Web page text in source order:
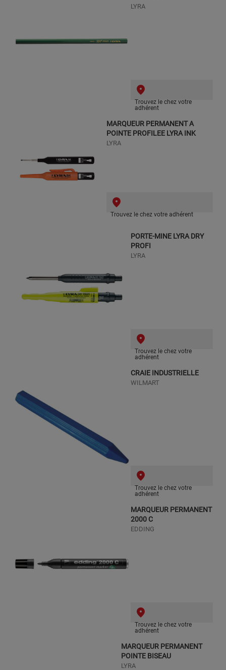
LYRA
Trouvez le chez votre
adhérent
MARQUEUR PERMANENT A
POINTE PROFILEE LYRA INK
LYRA
Trouvez le chez votre adhérent
PORTE-MINE LYRA DRY
PROFI
LYRA
Trouvez le chez votre
adhérent
CRAIE INDUSTRIELLE
WILMART
Trouvez le chez votre
adhérent
MARQUEUR PERMANENT
2000 C
EDDING
Trouvez le chez votre
adhérent
MARQUEUR PERMANENT
POINTE BISEAU
LYRA